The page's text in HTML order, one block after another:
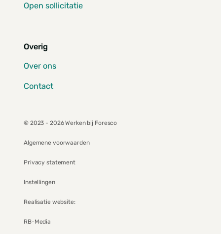
Open sollicitatie
Overig
Over ons
Contact
© 2023 - 2026 Werken bij Foresco
Algemene voorwaarden
Privacy statement
Instellingen
Realisatie website:
RB-Media